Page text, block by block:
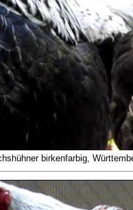
birkenfarbig,